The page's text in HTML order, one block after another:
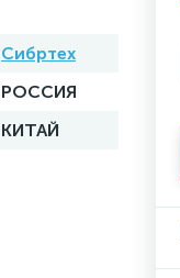
Сибртех
РОССИЯ
КИТАЙ